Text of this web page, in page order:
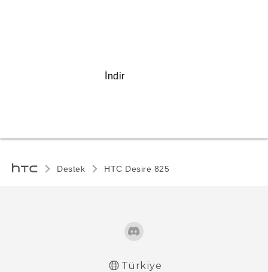
İndir
Destek HTC Desire 825‎
Türkiye